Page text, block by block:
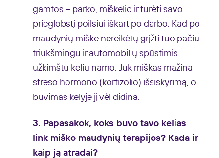
gamtos – parko, miškelio ir turėti savo
prieglobstį poilsiui iškart po darbo. Kad po
maudynių miške nereikėtų grįžti tuo pačiu
triukšmingu ir automobilių spūstimis
užkimštu keliu namo. Juk miškas mažina
streso hormono (kortizolio) išsiskyrimą, o
buvimas kelyje jį vėl didina.
3. Papasakok, koks buvo tavo kelias
link miško maudynių terapijos? Kada ir
kaip ją atradai?